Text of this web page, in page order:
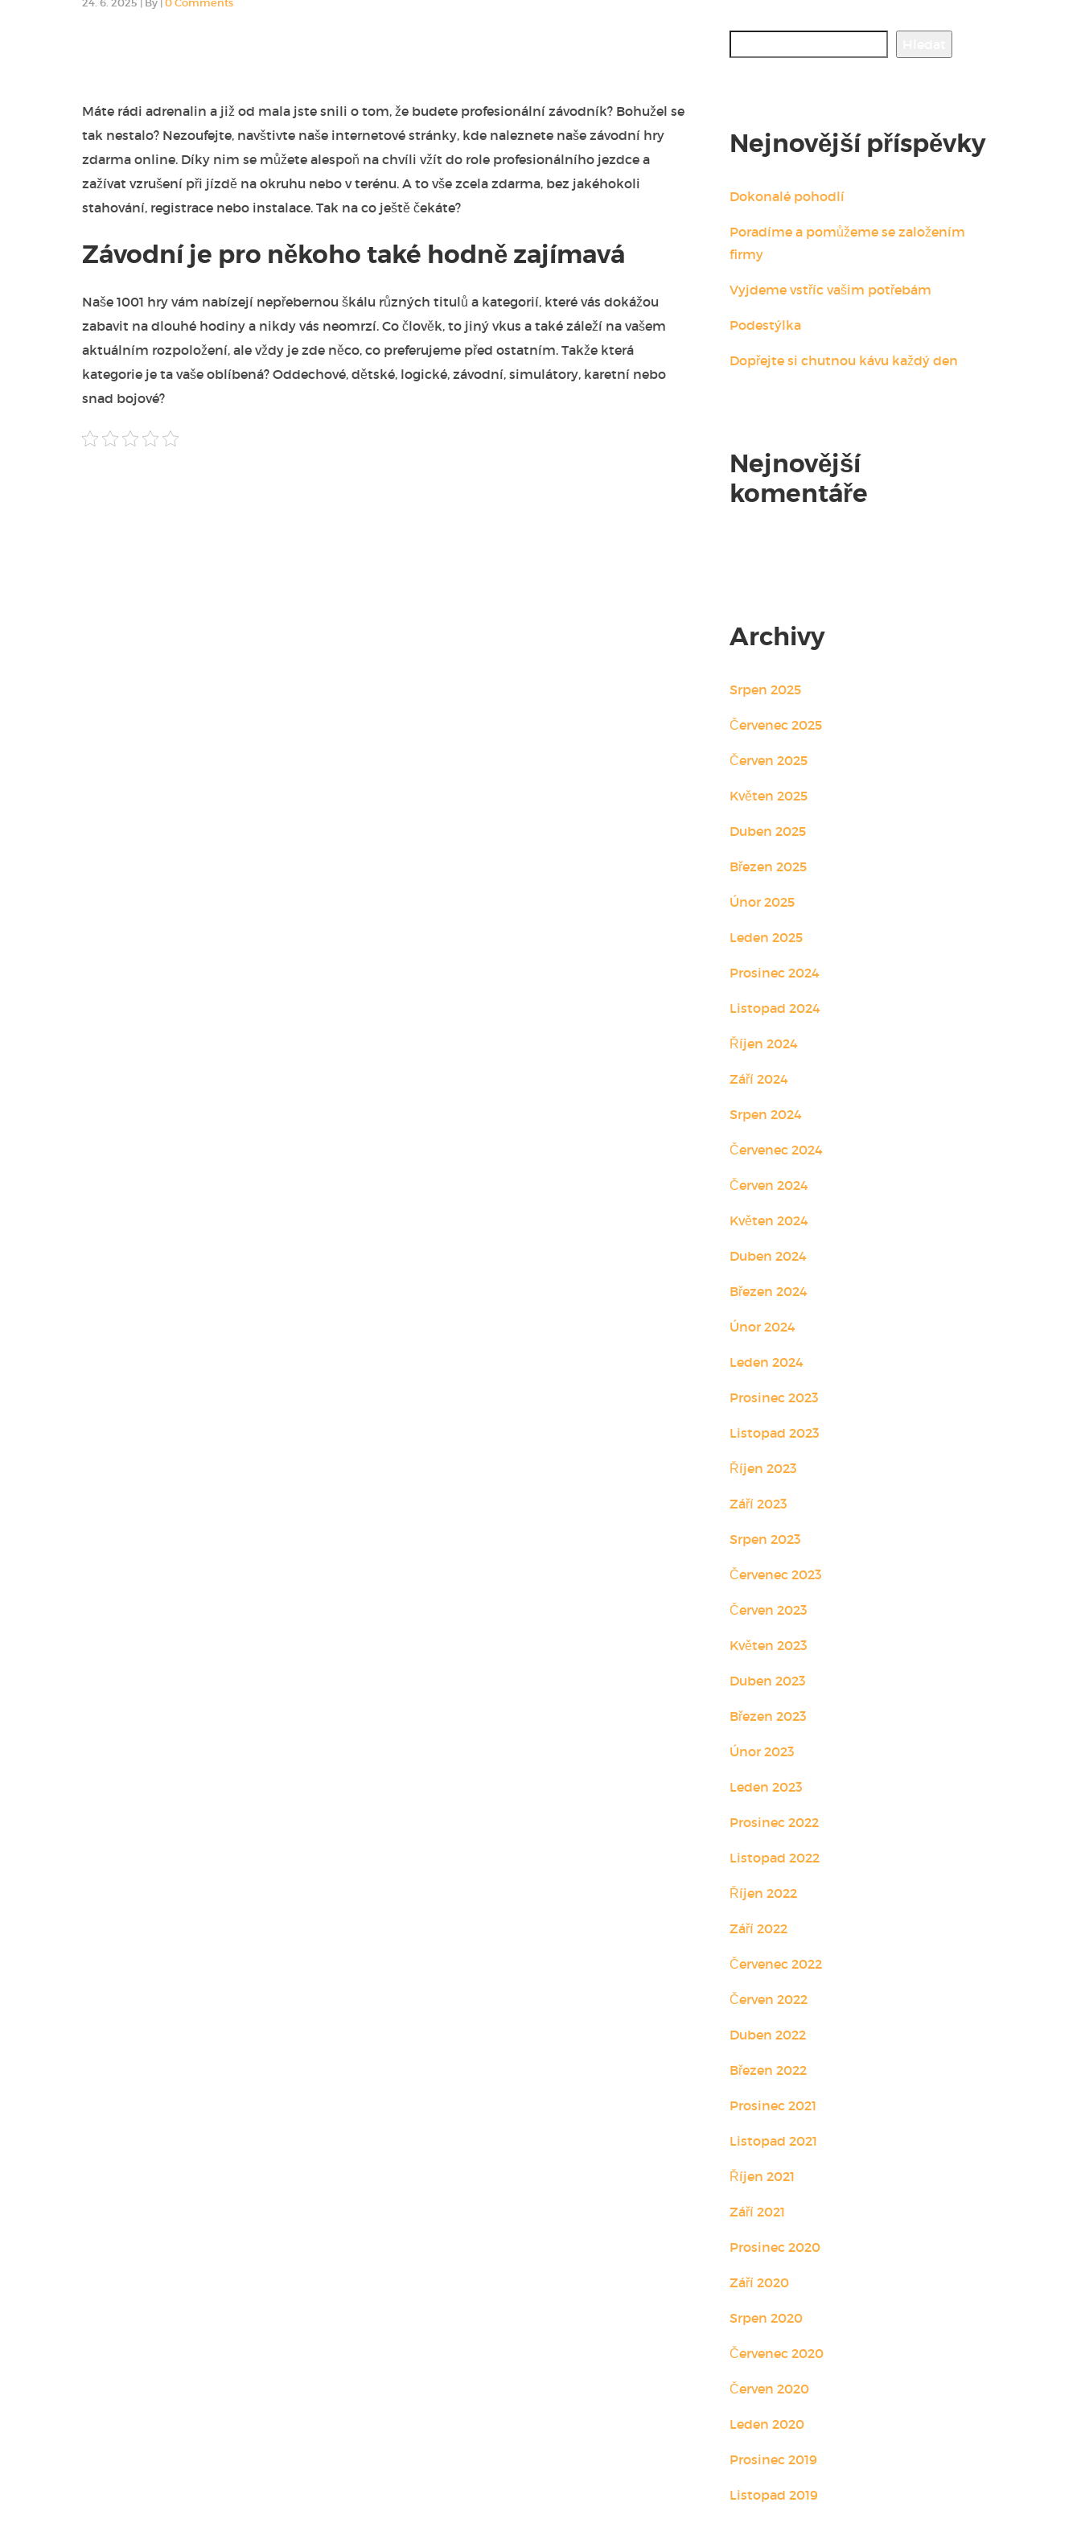
24. 6. 2025 By 0 Comments
Máte rádi adrenalin a již od mala jste snili o tom, že budete profesionální závodník? Bohužel se
tak nestalo? Nezoufejte, navštivte naše internetové stránky, kde naleznete naše závodní hry
zdarma online. Díky nim se můžete alespoň na chvíli vžít do role profesionálního jezdce a
zažívat vzrušení při jízdě na okruhu nebo v terénu. A to vše zcela zdarma, bez jakéhokoli
stahování, registrace nebo instalace. Tak na co ještě čekáte?
Závodní je pro někoho také hodně zajímavá
Naše 1001 hry vám nabízejí nepřebernou škálu různých titulů a kategorií, které vás dokážou
zabavit na dlouhé hodiny a nikdy vás neomrzí. Co člověk, to jiný vkus a také záleží na vašem
aktuálním rozpoložení, ale vždy je zde něco, co preferujeme před ostatním. Takže která
kategorie je ta vaše oblíbená? Oddechové, dětské, logické, závodní, simulátory, karetní nebo
snad bojové?
Nejnovější příspěvky
Dokonalé pohodlí
Poradíme a pomůžeme se založením
firmy
Vyjdeme vstříc vašim potřebám
Podestýlka
Dopřejte si chutnou kávu každý den
Nejnovější
komentáře
Archivy
Srpen 2025
Červenec 2025
Červen 2025
Květen 2025
Duben 2025
Březen 2025
Únor 2025
Leden 2025
Prosinec 2024
Listopad 2024
Říjen 2024
Září 2024
Srpen 2024
Červenec 2024
Červen 2024
Květen 2024
Duben 2024
Březen 2024
Únor 2024
Leden 2024
Prosinec 2023
Listopad 2023
Říjen 2023
Září 2023
Srpen 2023
Červenec 2023
Červen 2023
Květen 2023
Duben 2023
Březen 2023
Únor 2023
Leden 2023
Prosinec 2022
Listopad 2022
Říjen 2022
Září 2022
Červenec 2022
Červen 2022
Duben 2022
Březen 2022
Prosinec 2021
Listopad 2021
Říjen 2021
Září 2021
Prosinec 2020
Září 2020
Srpen 2020
Červenec 2020
Červen 2020
Leden 2020
Prosinec 2019
Listopad 2019